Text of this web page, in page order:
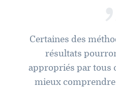
Certaines des
résultats
appropriés par tous
mieux